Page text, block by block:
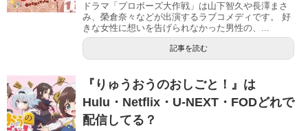
ドラマ「プロボーズ大作戦」は山下智久や長澤まさ
み、榮倉奈々などが出演するラブコメディです。 好
きな女性に想いを告げられなかった男性の、...
記事を読む
『りゅうおうのおしごと！』は
Hulu・Netflix・U-NEXT・FODどれで
配信してる？